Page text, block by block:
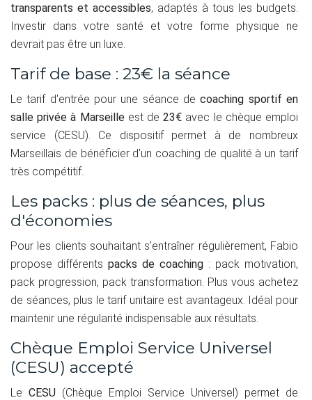
transparents et accessibles, adaptés à tous les budgets.
Investir dans votre santé et votre forme physique ne
devrait pas être un luxe.
Tarif de base : 23€ la séance
Le tarif d'entrée pour une séance decoaching sportif en
salle privée à Marseilleest de23€ avec le chèque emploi
service (CESU). Ce dispositif permet à de nombreux
Marseillais de bénéficier d'un coaching de qualité à un tarif
très compétitif.
Les packs : plus de séances, plus
d'économies
Pour les clients souhaitant s'entraîner régulièrement, Fabio
propose différents packs de coaching : pack motivation,
pack progression, pack transformation. Plus vous achetez
de séances, plus le tarif unitaire est avantageux. Idéal pour
maintenir une régularité indispensable aux résultats.
Chèque Emploi Service Universel
(CESU) accepté
Le CESU (Chèque Emploi Service Universel) permet de